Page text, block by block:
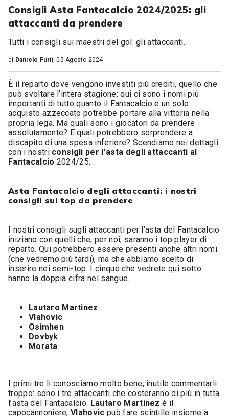
Consigli Asta Fantacalcio 2024/2025: gli
attaccanti da prendere
Tutti i consigli sui maestri del gol: gli attaccanti.
di Daniele Furii, 05 Agosto 2024
È il reparto dove vengono investiti più crediti, quello che
può svoltare l’intera stagione: qui ci sono i nomi più
importanti di tutto quanto il Fantacalcio e un solo
acquisto azzeccato potrebbe portare alla vittoria nella
propria lega. Ma quali sono i giocatori da prendere
assolutamente? E quali potrebbero sorprendere a
discapito di una spesa inferiore? Scendiamo nei dettagli
con i nostri consigli per l’asta degli attaccanti al
Fantacalcio 2024/25.
Asta Fantacalcio degli attaccanti: i nostri
consigli sui top da prendere
I nostri consigli sugli attaccanti per l’asta del Fantacalcio
iniziano con quelli che, per noi, saranno i top player di
reparto. Qui potrebbero essere presenti anche altri nomi
(che vedremo più tardi), ma che abbiamo scelto di
inserire nei semi-top. I cinque che vedrete qui sotto
hanno la doppia cifra nel sangue.
Lautaro Martinez
Vlahovic
Osimhen
Dovbyk
Morata
I primi tre li conosciamo molto bene, inutile commentarli
troppo: sono i tre attaccanti che costeranno di più in tutta
l’asta del Fantacalcio. Lautaro Martinezè il
capocannoniere,Vlahovicpuò fare scintille insieme a